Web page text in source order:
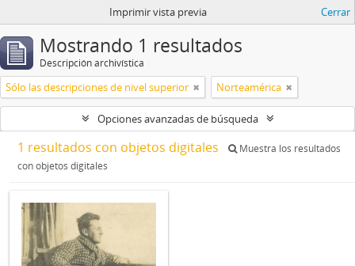
Imprimir vista previa Cerrar
Mostrando 1 resultados
Descripción archivística
Sólo las descripciones de nivel superior Norteamérica
Opciones avanzadas de búsqueda
1 resultados con objetos digitales
Muestra los resultados
con objetos digitales